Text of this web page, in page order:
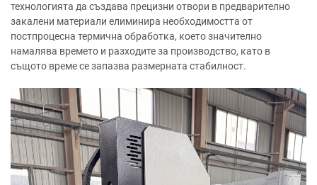
технологията да създава прецизни отвори в предварително
закалени материали елиминира необходимостта от
постпроцесна термична обработка, което значително
намалява времето и разходите за производство, като в
същото време се запазва размерната стабилност.